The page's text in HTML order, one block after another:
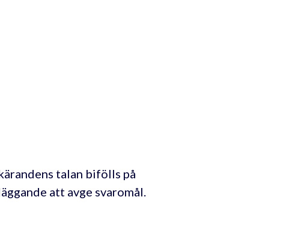
talan bifölls på
att avge svaromål.